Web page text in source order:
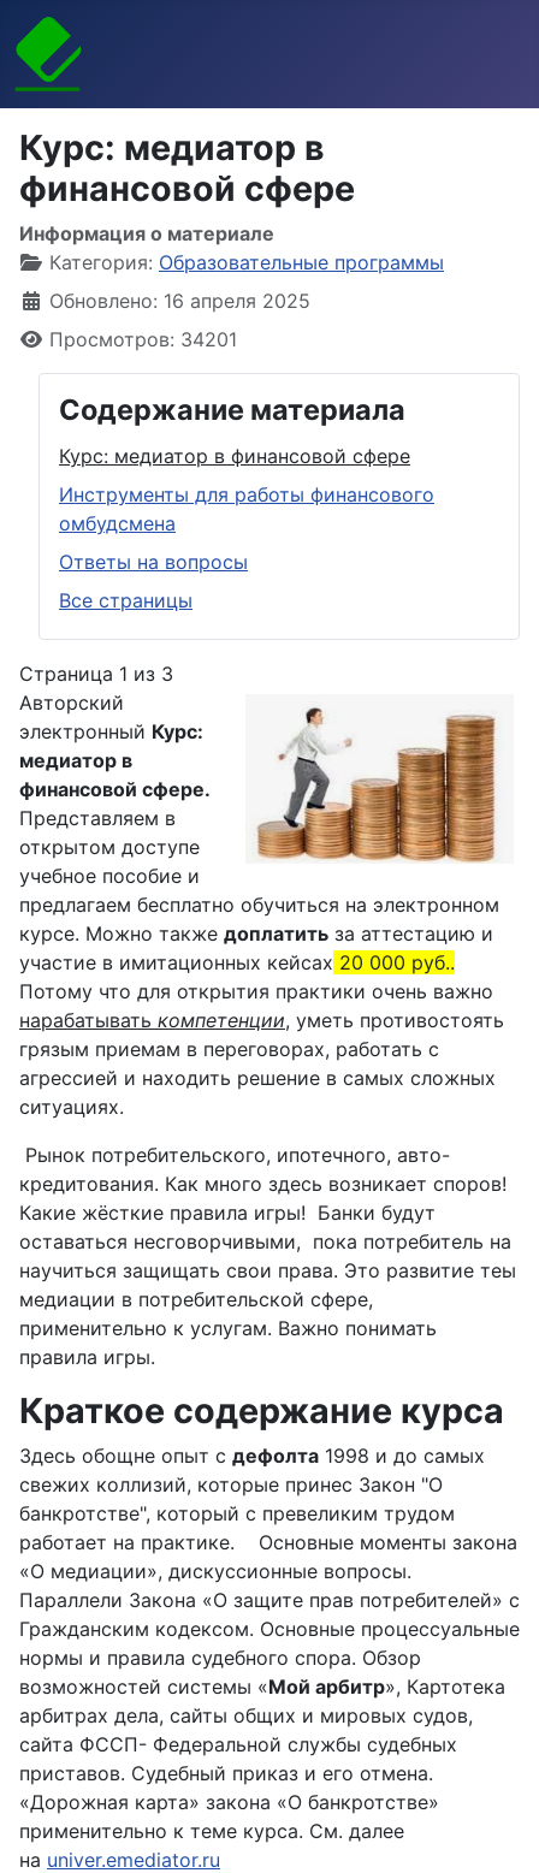
Курс: медиатор в
финансовой сфере
Информация о материале
Категория: Образовательные программы
Обновлено: 16 апреля 2025
Просмотров: 34201
Содержание материала
Курс: медиатор в финансовой сфере
Инструменты для работы финансового
омбудсмена
Ответы на вопросы
Все страницы
Страница 1 из 3
Авторский
электронный Курс:
медиатор в
финансовой сфере.
Представляем в
открытом доступе
учебное пособие и
предлагаем бесплатно обучиться на электронном
курсе. Можно также доплатить за аттестацию и
участие в имитационных кейсах 20 000 руб..
Потому что для открытия практики очень важно
нарабатывать компетенции, уметь противостоять
грязым приемам в переговорах, работать с
агрессией и находить решение в самых сложных
ситуациях.
Рынок потребительского, ипотечного, авто-
кредитования. Как много здесь возникает споров!
Какие жёсткие правила игры! Банки будут
оставаться несговорчивыми, пока потребитель на
научиться защищать свои права. Это развитие теы
медиации в потребительской сфере,
применительно к услугам. Важно понимать
правила игры.
Краткое содержание курса
Здесь обощне опыт с дефолта 1998 и до самых
свежих коллизий, которые принес Закон "О
банкротстве", который с превеликим трудом
работает на практике. Основные моменты закона
«О медиации», дискуссионные вопросы.
Параллели Закона «О защите прав потребителей» с
Гражданским кодексом. Основные процессуальные
нормы и правила судебного спора. Обзор
возможностей системы «Мой арбитр», Картотека
арбитрах дела, сайты общих и мировых судов,
сайта ФССП- Федеральной службы судебных
приставов. Судебный приказ и его отмена.
«Дорожная карта» закона «О банкротстве»
применительно к теме курса. См. далее
на univer.emediator.ru